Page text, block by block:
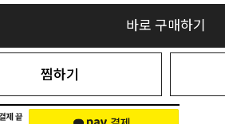
바로 구매하기
찜하기